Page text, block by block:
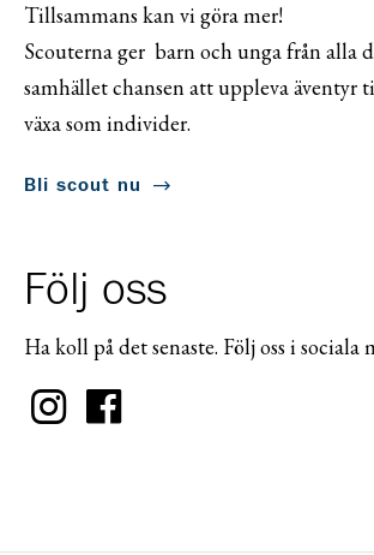
Tillsammans kan vi göra mer!
Scouterna ger barn och unga från alla
samhället chansen att uppleva äventyr
växa som individer.
Bli scout nu
Följ oss
Ha koll på det senaste. Följ oss i sociala